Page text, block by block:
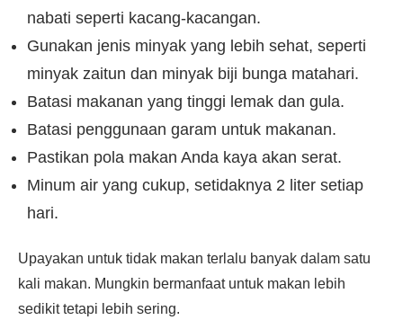
nabati seperti kacang-kacangan.
Gunakan jenis minyak yang lebih sehat, seperti
minyak zaitun dan minyak biji bunga matahari.
Batasi makanan yang tinggi lemak dan gula.
Batasi penggunaan garam untuk makanan.
Pastikan pola makan Anda kaya akan serat.
Minum air yang cukup, setidaknya 2 liter setiap
hari.
Upayakan untuk tidak makan terlalu banyak dalam satu
kali makan. Mungkin bermanfaat untuk makan lebih
sedikit tetapi lebih sering.